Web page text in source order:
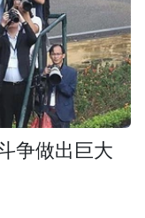
争做出巨大